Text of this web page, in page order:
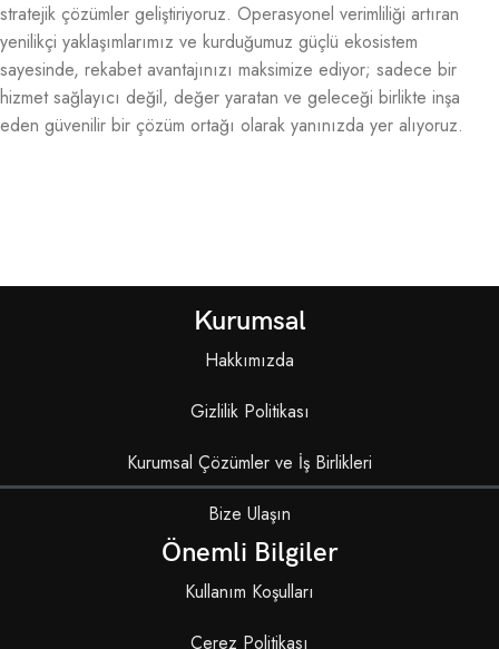
stratejik çözümler geliştiriyoruz. Operasyonel verimliliği artıran
yenilikçi yaklaşımlarımız ve kurduğumuz güçlü ekosistem
sayesinde, rekabet avantajınızı maksimize ediyor; sadece bir
hizmet sağlayıcı değil, değer yaratan ve geleceği birlikte inşa
eden güvenilir bir çözüm ortağı olarak yanınızda yer alıyoruz.
Kurumsal
Hakkımızda
Gizlilik Politikası
Kurumsal Çözümler ve İş Birlikleri
Bize Ulaşın
Önemli Bilgiler
Kullanım Koşulları
Çerez Politikası